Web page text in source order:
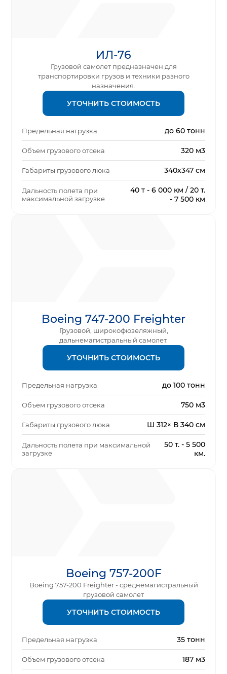
ИЛ-76
Грузовой самолет предназначен для
транспортировки грузов и техники разного
назначения.
УТОЧНИТЬ СТОИМОСТЬ
Предельная нагрузка до 60 тонн
Объем грузового отсека 320 м3
Габариты грузового люка 340х347 см
Дальность полета при
максимальной загрузке
40 т - 6 000 км / 20 т.
- 7 500 км
Boeing 747-200 Freighter
Грузовой, широкофюзеляжный,
дальнемагистральный самолет.
УТОЧНИТЬ СТОИМОСТЬ
Предельная нагрузка до 100 тонн
Объем грузового отсека 750 м3
Габариты грузового люка Ш 312× В 340 см
Дальность полета при максимальной
загрузке
50 т. - 5 500
км.
Boeing 757-200F
Boeing 757-200 Freighter - среднемагистральный
грузовой самолет
УТОЧНИТЬ СТОИМОСТЬ
Предельная нагрузка 35 тонн
Объем грузового отсека 187 м3